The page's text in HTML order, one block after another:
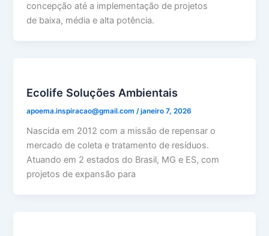
concepção até a implementação de projetos
de baixa, média e alta potência.
Ecolife Soluções Ambientais
apoema.inspiracao@gmail.com/janeiro 7, 2026
Nascida em 2012 com a missão de repensar o
mercado de coleta e tratamento de resíduos.
Atuando em 2 estados do Brasil, MG e ES, com
projetos de expansão para